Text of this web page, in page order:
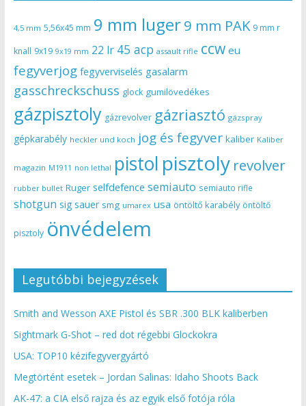
4,5 mm 5,56x45 mm 9 mm luger9 mm PAK 9 mm r
knall 9x19 9x19 mm 22 lr 45 acp assault rifle ccw eu
fegyverjog fegyverviselés gasalarm
gasschreckschuss glock gumilövedékes
gázpisztoly gázrevolver gázriasztó gázspray
gépkarabély heckler und koch jog és fegyver kaliber Kaliber
magazin M1911 non lethal pistol pisztoly revolver
rubber bullet Ruger selfdefence semiauto semiauto rifle
shotgun sig sauer smg umarex usa öntöltő karabély öntöltő
pisztoly önvédelem
Legutóbbi bejegyzések
Smith and Wesson AXE Pistol és SBR .300 BLK kaliberben
Sightmark G-Shot – red dot régebbi Glockokra
USA: TOP10 kézifegyvergyártó
Megtörtént esetek – Jordan Salinas: Idaho Shoots Back
AK-47: a CIA első rajza és az egyik első fotója róla